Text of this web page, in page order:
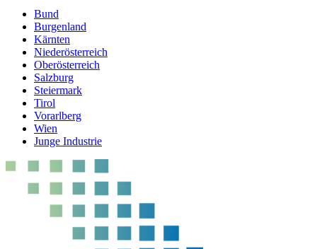
Bund
Burgenland
Kärnten
Niederösterreich
Oberösterreich
Salzburg
Steiermark
Tirol
Vorarlberg
Wien
Junge Industrie